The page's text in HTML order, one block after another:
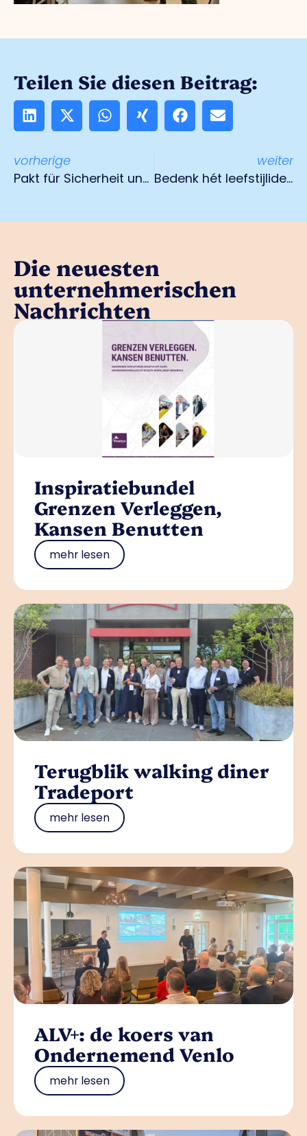
Teilen Sie diesen Beitrag:
vorherige
Pakt für Sicherheit unterzeichnet
weiter
Bedenk hét leefstijlidee voor Venlo
Die neuesten
unternehmerischen
Nachrichten
Inspiratiebundel
Grenzen Verleggen,
Kansen Benutten
mehr lesen
Terugblik walking diner
Tradeport
mehr lesen
ALV+: de koers van
Ondernemend Venlo
mehr lesen